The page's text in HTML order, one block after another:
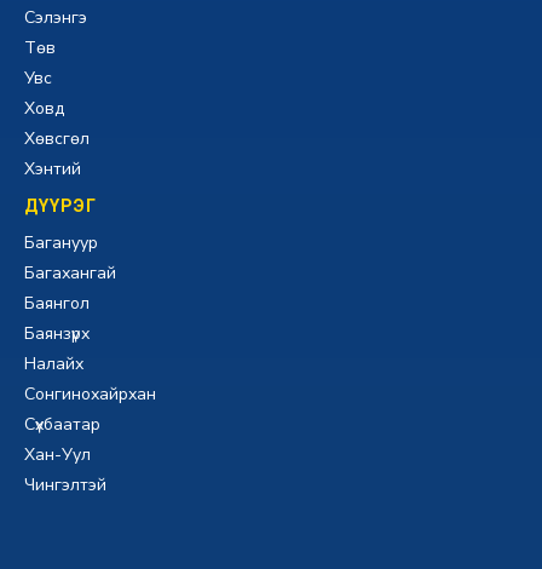
Сэлэнгэ
Төв
Увс
Ховд
Хөвсгөл
Хэнтий
ДҮҮРЭГ
Багануур
Багахангай
Баянгол
Баянзүрх
Налайх
Сонгинохайрхан
Сүхбаатар
Хан-Уул
Чингэлтэй